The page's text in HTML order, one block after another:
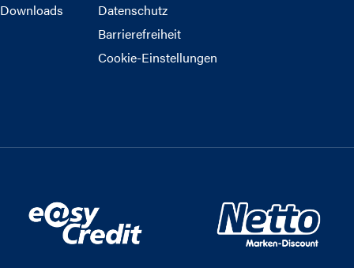
Downloads
Datenschutz
Barrierefreiheit
Cookie-Einstellungen